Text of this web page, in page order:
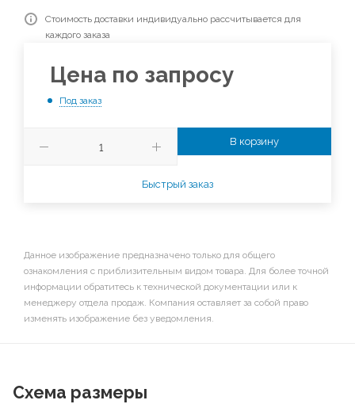
Стоимость доставки индивидуально рассчитывается для
каждого заказа
Цена по запросу
Под заказ
В корзину
Быстрый заказ
Данное изображение предназначено только для общего
ознакомления с приблизительным видом товара. Для более точной
информации обратитесь к технической документации или к
менеджеру отдела продаж. Компания оставляет за собой право
изменять изображение без уведомления.
Схема размеры